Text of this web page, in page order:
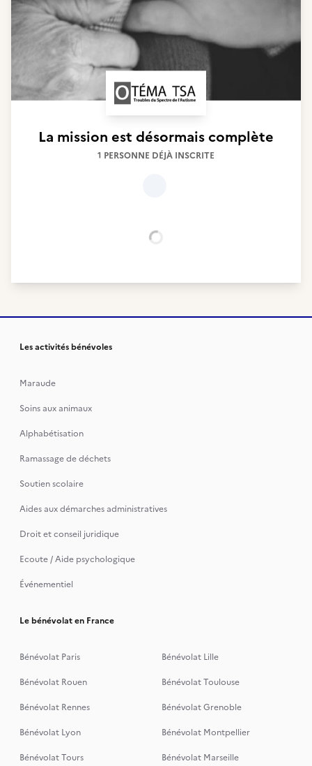
La mission est désormais complète
1 PERSONNE DÉJÀ INSCRITE
Les activités bénévoles
Maraude
Soins aux animaux
Alphabétisation
Ramassage de déchets
Soutien scolaire
Aides aux démarches administratives
Droit et conseil juridique
Ecoute / Aide psychologique
Événementiel
Le bénévolat en France
Bénévolat Paris
Bénévolat Lille
Bénévolat Rouen
Bénévolat Toulouse
Bénévolat Rennes
Bénévolat Grenoble
Bénévolat Lyon
Bénévolat Montpellier
Bénévolat Tours
Bénévolat Marseille